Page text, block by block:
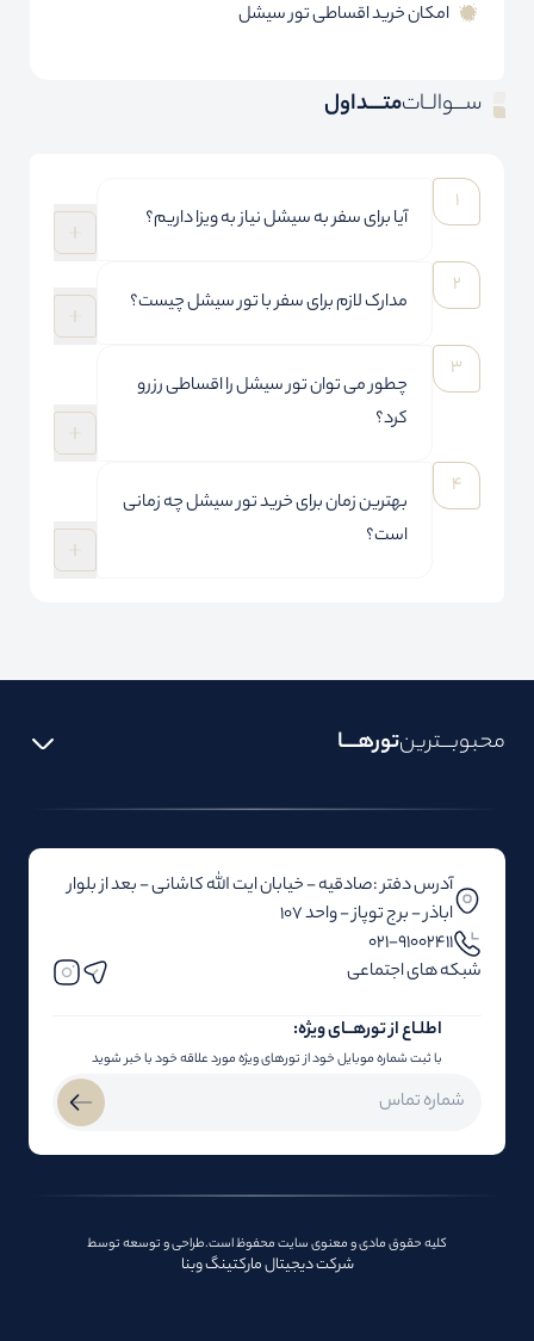
امکان خرید اقساطی تور سیشل
ســـوالــاتمتــــداول
آیا برای سفر به سیشل نیاز به ویزا داریم؟
مدارک لازم برای سفر با تور سیشل چیست؟
چطور می توان تور سیشل را اقساطی رزرو
کرد؟
بهترین زمان برای خرید تور سیشل چه زمانی
است؟
محبوبـــترینتورهــــا
آدرس دفتر :صادقیه - خیابان ایت الله کاشانی - بعد از بلوار‌‌
اباذر - برج توپاز - واحد 107
۰۲۱-91002411
شبکه های اجتماعی
اطلـاع از تور‌هــای ویژه:
با ثبت شماره موبایل خود از تورهای ویژه مورد علاقه خود با خبر شوید
کلیه حقوق مادی و معنوی سایت محفوظ است.طراحی و توسعه توسط
شرکت دیجیتال مارکتینگ وبنا